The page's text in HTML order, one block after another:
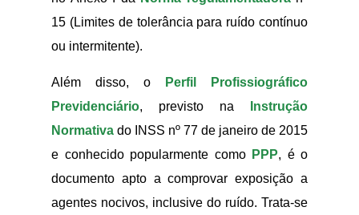
15 (Limites de tolerância para ruído contínuo
ou intermitente).
Além disso, o
Perfil Profissiográfico
Previdenciário, previsto na
Instrução
Normativa do INSS nº 77 de janeiro de 2015
e conhecido popularmente como PPP, é o
documento apto a comprovar exposição a
agentes nocivos, inclusive do ruído. Trata-se